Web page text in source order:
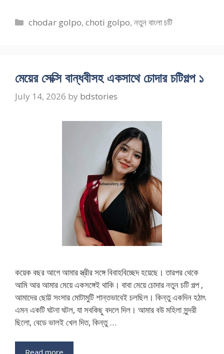
Categories
chodar golpo,choti golpo,নতুন বাংলা চটি
মেয়ের সেক্সি বান্ধবীসহ একসাথে চোদার চটিগল্প ১
July 14, 2026 by bdstories
কয়েক বছর আগে আমার স্ত্রীর সঙ্গে বিবাহবিচ্ছেদ হয়েছে। তারপর থেকে
আমি আর আমার মেয়ে একসঙ্গেই থাকি। বাবা মেয়ে চোদার নতুন চটি গল্প ,
আমাদের ছোট্ট সংসার মোটামুটি শান্তভাবেই চলছিল। কিন্তু একদিন হঠাৎ
এমন একটি ঘটনা ঘটল, যা সবকিছু বদলে দিল। আমার বউ মহিলা সুন্দরী
ছিলো, বেডে ভালই খেল দিত, কিন্তু …
Read more